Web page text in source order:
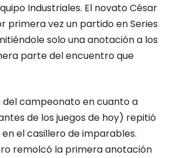
Industriales. El novato César
primera vez un partido en Series
solo una anotación a los
parte del encuentro que
del campeonato en cuanto a
de los juegos de hoy) repitió
el casillero de imparables.
remolcó la primera anotación